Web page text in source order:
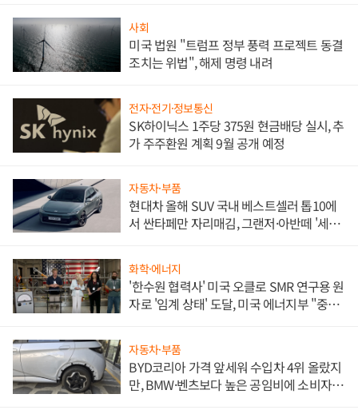
사회
미국 법원 "트럼프 정부 풍력 프로젝트 동결
조치는 위법", 해제 명령 내려
전자·전기·정보통신
SK하이닉스 1주당 375원 현금배당 실시, 추
가 주주환원 계획 9월 공개 예정
자동차·부품
현대차 올해 SUV 국내 베스트셀러 톱10에
서 싼타페만 자리매김, 그랜저·아반떼 '세단
화학·에너지
'한수원 협력사' 미국 오클로 SMR 연구용 원
자로 '임계 상태' 도달, 미국 에너지부 "중요
자동차·부품
BYD코리아 가격 앞세워 수입차 4위 올랐지
만, BMW·벤츠보다 높은 공임비에 소비자